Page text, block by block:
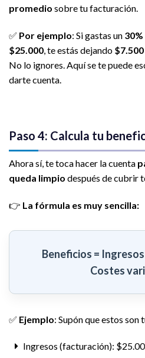
promedio sobre tu facturación.
✅ Por ejemplo: Si gastas un 30%
$25.000, te estás dejando $7.500
No lo ignores. Aquí se te puede
darte cuenta.
Paso 4: Calcula tu
Ahora sí, te toca hacer la cuenta
queda limpio después de cubrir
👉 La fórmula es muy sencilla:
Beneficios =
Costes
✅ Ejemplo: Supón que estos son
Ingresos (facturación):